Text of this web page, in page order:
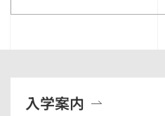
入学案内